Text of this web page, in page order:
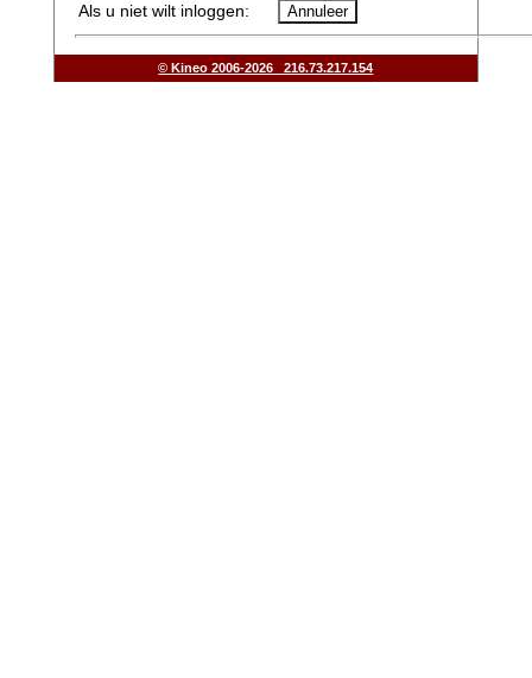
Als u niet wilt inloggen:
© Kineo 2006-2026 216.73.217.154